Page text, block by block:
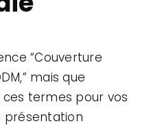
“Couverture
mais que
termes pour vos
présentation